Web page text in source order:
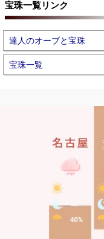
宝珠一覧リンク
達人のオーブと宝珠
宝珠一覧